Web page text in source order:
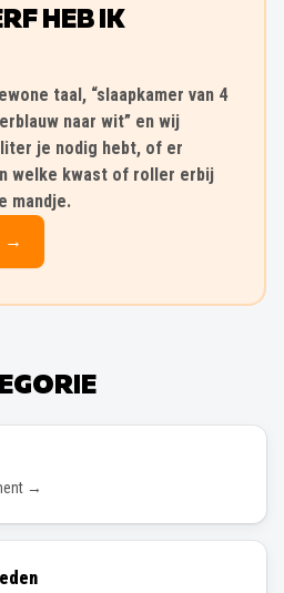
HEB IK
taal, “slaapkamer van 4
naar wit” en wij
je nodig hebt, of er
welke kwast of roller erbij
mandje.
→
→